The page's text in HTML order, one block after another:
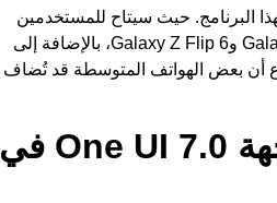
البرنامج. حيث سيتاح للمستخدمين
اختبار النسخة التجريبية العامة لأجهزة Galaxy S24 وسلسلة Galaxy Z Fold 6 وGalaxy Z Flip 6، بالإضافة إلى
أُطلقت في العامين الماضيين، 2022 و2023. كما يُشاع أن بعض الهواتف المتوسطة قد تُضاف
الدول التي ستحصل على تحديث واجهة One UI 7.0 في